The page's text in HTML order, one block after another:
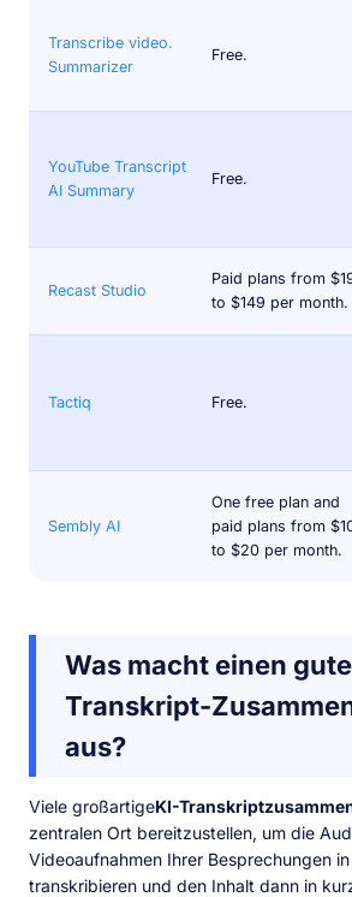
Transcribe video.
Summarizer
Free.
YouTube Transcript
AI Summary
Free.
Recast Studio
Paid plans from
to $149 per month.
Tactiq Free.
Sembly AI
One free plan and
paid plans from
to $20 per month.
Was macht einen
Transkript-
aus?
Viele großartigeKI-
zentralen Ort bereitzustellen, um die
Videoaufnahmen Ihrer Besprechungen
transkribieren und den Inhalt dann in